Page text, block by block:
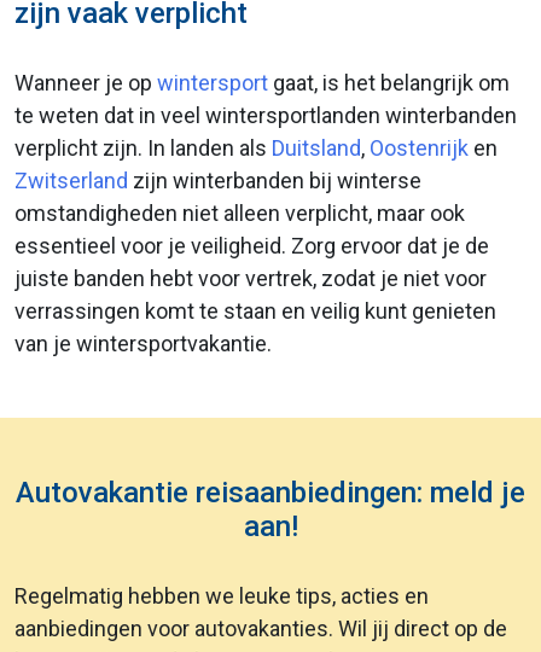
zijn vaak verplicht
Wanneer je op wintersport gaat, is het belangrijk om
te weten dat in veel wintersportlanden winterbanden
verplicht zijn. In landen als Duitsland, Oostenrijk en
Zwitserland zijn winterbanden bij winterse
omstandigheden niet alleen verplicht, maar ook
essentieel voor je veiligheid. Zorg ervoor dat je de
juiste banden hebt voor vertrek, zodat je niet voor
verrassingen komt te staan en veilig kunt genieten
van je wintersportvakantie.
Autovakantie reisaanbiedingen: meld je
aan!
Regelmatig hebben we leuke tips, acties en
aanbiedingen voor autovakanties. Wil jij direct op de